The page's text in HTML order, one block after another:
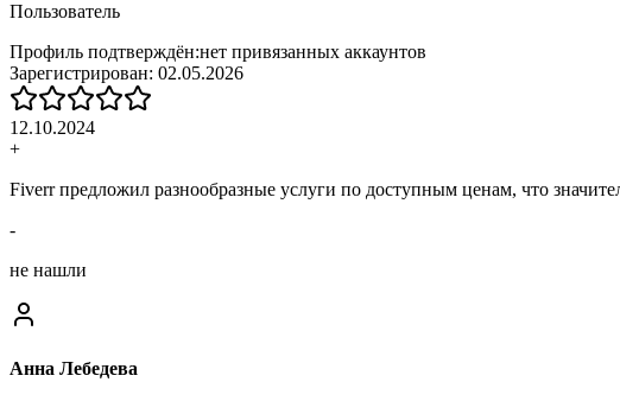
Пользователь
Профиль подтверждён:нет привязанных аккаунтов
Зарегистрирован: 02.05.2026
12.10.2024
+
Fiverr предложил разнообразные услуги по доступным ценам, что
-
не нашли
Анна Лебедева